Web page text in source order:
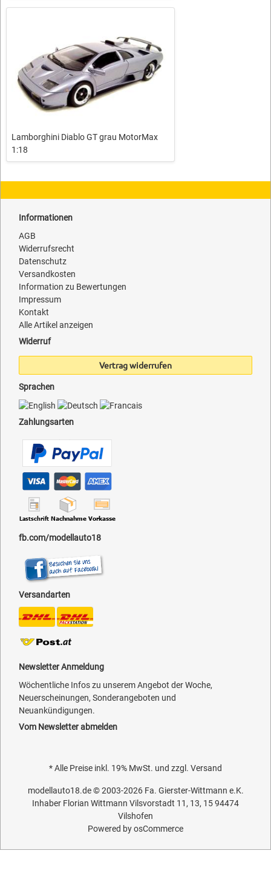
Lamborghini Diablo GT grau MotorMax
1:18
Informationen
AGB
Widerrufsrecht
Datenschutz
Versandkosten
Information zu Bewertungen
Impressum
Kontakt
Alle Artikel anzeigen
Widerruf
Vertrag widerrufen
Sprachen
Zahlungsarten
fb.com/modellauto18
Versandarten
Newsletter Anmeldung
Wöchentliche Infos zu unserem Angebot der Woche,
Neuerscheinungen, Sonderangeboten und
Neuankündigungen.
Vom Newsletter abmelden
* Alle Preise inkl. 19% MwSt. und zzgl. Versand
modellauto18.de© 2003-2026 Fa. Gierster-Wittmann e.K.
Inhaber Florian Wittmann Vilsvorstadt 11, 13, 15 94474
Vilshofen
Powered byosCommerce